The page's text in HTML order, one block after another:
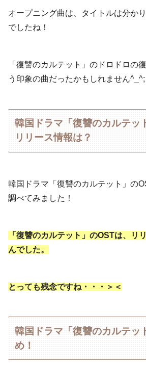
オープニング曲は、タイトルは分か
でしたね！
「復讐のカルテット」のドロドロの
う印象の曲だったかもしれません^_^;
韓国ドラマ「復讐のカルテッ
リリース情報は？
韓国ドラマ「復讐のカルテット」の
調べてみました！
「復讐のカルテット」のOSTは、リ
んでした。
とっても残念ですね・・・＞＜
韓国ドラマ「復讐のカルテッ
め！